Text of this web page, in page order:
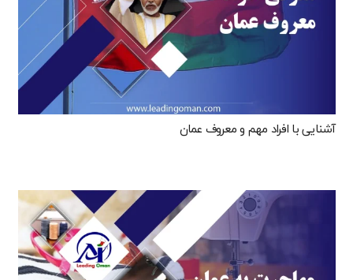
آشنایی با افراد مهم و معروف عمان